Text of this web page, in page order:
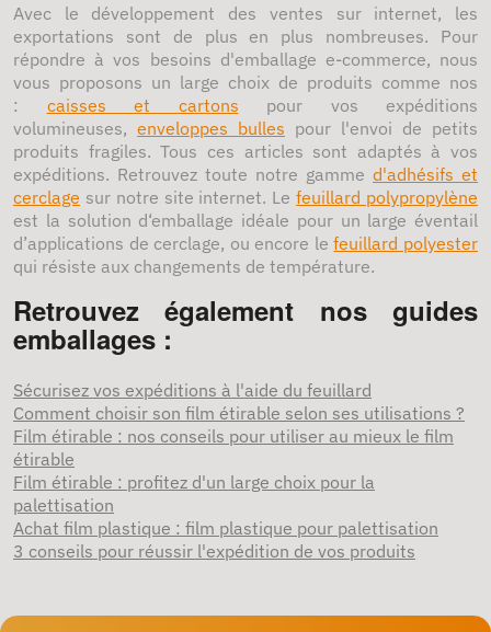
Avec le développement des ventes sur internet, les
exportations sont de plus en plus nombreuses. Pour
répondre à vos besoins d'emballage e-commerce, nous
vous proposons un large choix de produits comme nos
: caisses et cartons pour vos expéditions
volumineuses, enveloppes bulles pour l'envoi de petits
produits fragiles. Tous ces articles sont adaptés à vos
expéditions. Retrouvez toute notre gamme d'adhésifs et
cerclage sur notre site internet. Lefeuillard polypropylène
est la solution d‘emballage idéale pour un large éventail
d’applications de cerclage, ou encore lefeuillard polyester
qui résiste aux changements de température.
Retrouvez également nos guides
emballages :
Sécurisez vos expéditions à l'aide du feuillard
Comment choisir son film étirable selon ses utilisations ?
Film étirable : nos conseils pour utiliser au mieux le film
étirable
Film étirable : profitez d'un large choix pour la
palettisation
Achat film plastique : film plastique pour palettisation
3 conseils pour réussir l'expédition de vos produits